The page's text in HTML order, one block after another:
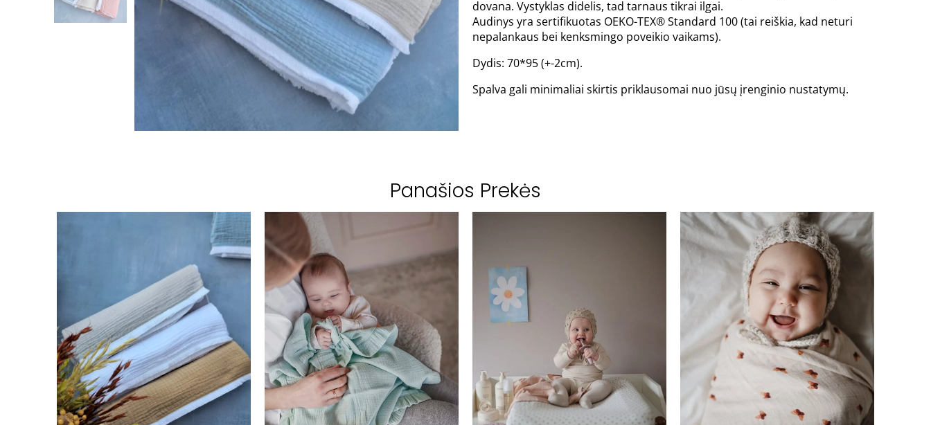
dovana. Vystyklas didelis, tad tarnaus tikrai ilgai.
Audinys yra sertifikuotas OEKO-TEX® Standard 100 (tai reiškia, kad neturi
nepalankaus bei kenksmingo poveikio vaikams).
Dydis: 70*95 (+-2cm).
Spalva gali minimaliai skirtis priklausomai nuo jūsų įrenginio nustatymų.
Panašios Prekės